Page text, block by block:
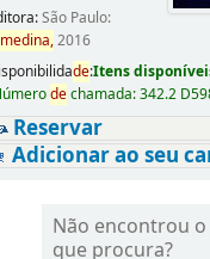
São Paulo:
2016
de:Itens
dechamada:342.2
Reservar
Adicionar ao seu
Não encontrou o
que procura?